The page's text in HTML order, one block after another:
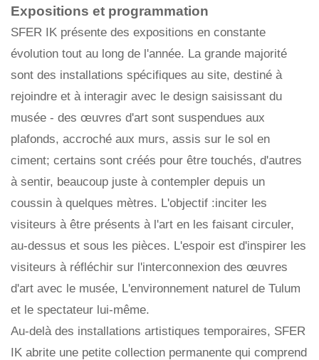
Expositions et programmation
SFER IK présente des expositions en constante
évolution tout au long de l'année. La grande majorité
sont des installations spécifiques au site, destiné à
rejoindre et à interagir avec le design saisissant du
musée - des œuvres d'art sont suspendues aux
plafonds, accroché aux murs, assis sur le sol en
ciment; certains sont créés pour être touchés, d'autres
à sentir, beaucoup juste à contempler depuis un
coussin à quelques mètres. L'objectif :inciter les
visiteurs à être présents à l'art en les faisant circuler,
au-dessus et sous les pièces. L'espoir est d'inspirer les
visiteurs à réfléchir sur l'interconnexion des œuvres
d'art avec le musée, L'environnement naturel de Tulum
et le spectateur lui-même.
Au-delà des installations artistiques temporaires, SFER
IK abrite une petite collection permanente qui comprend